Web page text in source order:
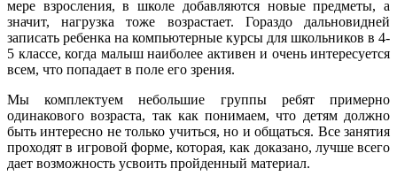
мере взросления, в школе добавляются новые предметы, а
значит, нагрузка тоже возрастает. Гораздо дальновидней
записать ребенка на компьютерные курсы для школьников в 4-
5 классе, когда малыш наиболее активен и очень интересуется
всем, что попадает в поле его зрения.
Мы комплектуем небольшие группы ребят примерно
одинакового возраста, так как понимаем, что детям должно
быть интересно не только учиться, но и общаться. Все занятия
проходят в игровой форме, которая, как доказано, лучше всего
дает возможность усвоить пройденный материал.